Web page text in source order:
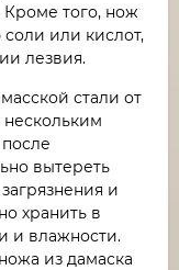
Кроме того, нож
или кислот,
лезвия.
стали от
вытереть
и
хранить в
и влажности.
из дамаска